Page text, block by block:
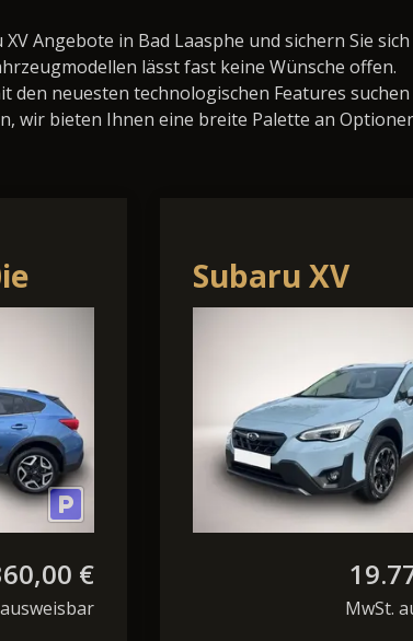
Angebote in Bad Laasphe und sichern Sie
lässt fast keine Wünsche offen.
den neuesten technologischen Features
wir bieten Ihnen eine breite Palette an
€
Subaru XV
(G24/
MwSt.